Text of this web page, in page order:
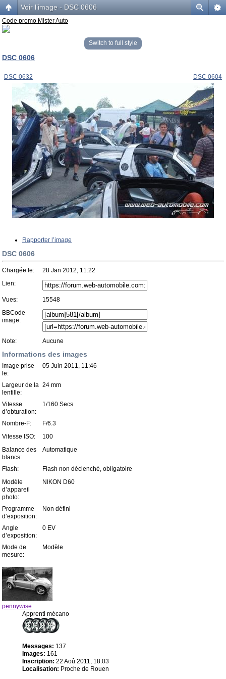
Voir l’image - DSC 0606
Code promo Mister Auto
Switch to full style
DSC 0606
DSC 0632 DSC 0604
Rapporter l’image
DSC 0606
Chargée le:
28 Jan 2012, 11:22
Lien:
Vues:
15548
BBCode
image:
Note: Aucune
Informations des images
Image prise
le:
05 Juin 2011, 11:46
Largeur de la
lentille:
24 mm
Vitesse
d’obturation:
1/160 Secs
Nombre-F:
F/6.3
Vitesse ISO:
100
Balance des
blancs:
Automatique
Flash:
Flash non déclenché, obligatoire
Modèle
d’appareil
photo:
NIKON D60
Programme
d’exposition:
Non défini
Angle
d’exposition:
0 EV
Mode de
mesure:
Modèle
pennywise
Apprenti mécano
Messages: 137
Images: 161
Inscription: 22 Aoû 2011, 18:03
Localisation: Proche de Rouen